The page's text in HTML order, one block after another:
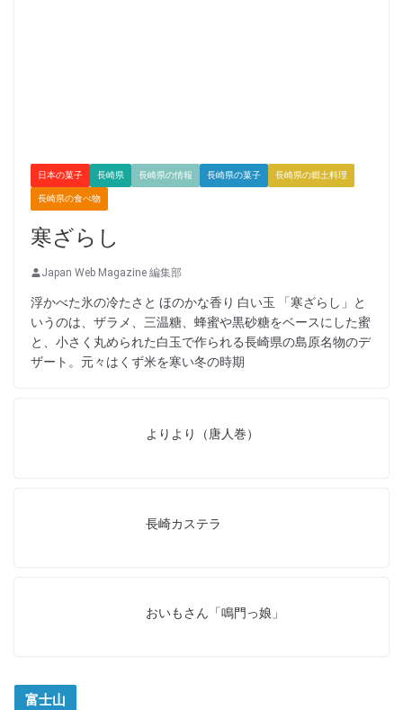
日本の菓子 長崎県 長崎県の情報 長崎県の菓子 長崎県の郷土料理
長崎県の食べ物
寒ざらし
Japan Web Magazine 編集部
浮かべた氷の冷たさと ほのかな香り 白い玉 「寒ざらし」と
いうのは、ザラメ、三温糖、蜂蜜や黒砂糖をベースにした蜜
と、小さく丸められた白玉で作られる長崎県の島原名物のデ
ザート。元々はくず米を寒い冬の時期
よりより（唐人巻）
長崎カステラ
おいもさん「鳴門っ娘」
富士山